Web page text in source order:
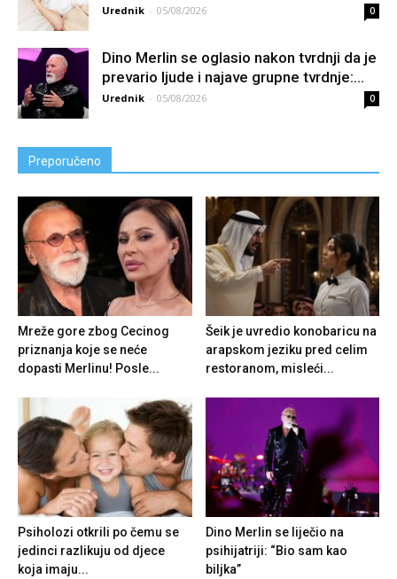
Urednik - 05/08/2026 0
Dino Merlin se oglasio nakon tvrdnji da je
prevario ljude i najave grupne tvrdnje:...
Urednik - 05/08/2026 0
Preporučeno
Mreže gore zbog Cecinog
priznanja koje se neće
dopasti Merlinu! Posle...
Šeik je uvredio konobaricu na
arapskom jeziku pred celim
restoranom, misleći...
Psiholozi otkrili po čemu se
jedinci razlikuju od djece
koja imaju...
Dino Merlin se liječio na
psihijatriji: “Bio sam kao
biljka”